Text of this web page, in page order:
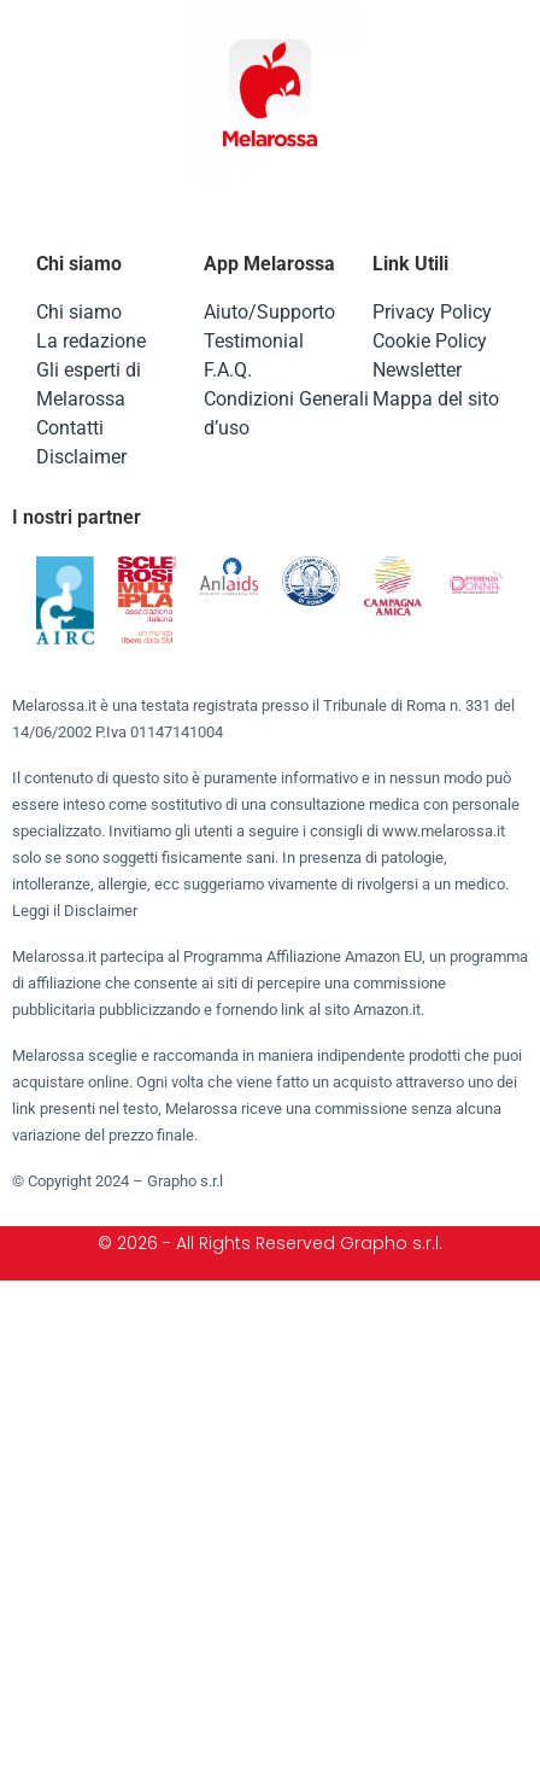
Chi siamo
Chi siamo
La redazione
Gli esperti di
Melarossa
Contatti
Disclaimer
App Melarossa
Aiuto/Supporto
Testimonial
F.A.Q.
Condizioni Generali
d’uso
Link Utili
Privacy Policy
Cookie Policy
Newsletter
Mappa del sito
I nostri partner
Melarossa.it è una testata registrata presso il Tribunale di Roma n. 331 del
14/06/2002 P.Iva 01147141004
Il contenuto di questo sito è puramente informativo e in nessun modo può
essere inteso come sostitutivo di una consultazione medica con personale
specializzato. Invitiamo gli utenti a seguire i consigli di www.melarossa.it
solo se sono soggetti fisicamente sani. In presenza di patologie,
intolleranze, allergie, ecc suggeriamo vivamente di rivolgersi a un medico.
Leggi il Disclaimer
Melarossa.it partecipa al Programma Affiliazione Amazon EU, un programma
di affiliazione che consente ai siti di percepire una commissione
pubblicitaria pubblicizzando e fornendo link al sito Amazon.it.
Melarossa sceglie e raccomanda in maniera indipendente prodotti che puoi
acquistare online. Ogni volta che viene fatto un acquisto attraverso uno dei
link presenti nel testo, Melarossa riceve una commissione senza alcuna
variazione del prezzo finale.
© Copyright 2024 – Grapho s.r.l
© 2026 - All Rights Reserved Grapho s.r.l.